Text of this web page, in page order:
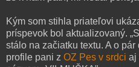
Kým som stihla priateľovi
príspevok bol aktualizovaný.
stálo na začiatku textu. A o
profile pani z OZ Pes v srdci aj